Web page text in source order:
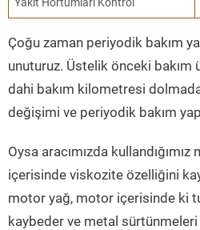
Çoğu zaman periyodik bakım
unuturuz. Üstelik önceki bakım
dahi bakım kilometresi
değişimi ve periyodik bakım
Oysa aracımızda kullandığımız
içerisinde viskozite özelliğini
motor yağ, motor içerisinde ki
kaybeder ve metal sürtünmeleri